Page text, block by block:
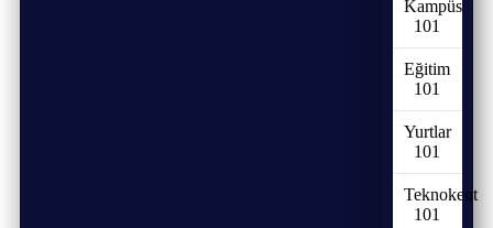
Kampüs
101
Eğitim
101
Yurtlar
101
Teknokent
101